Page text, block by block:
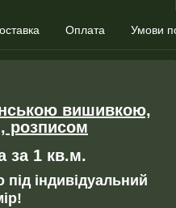
Оплата Умови
вишивкою,
розписом
за 1 кв.м.
індивідуальний